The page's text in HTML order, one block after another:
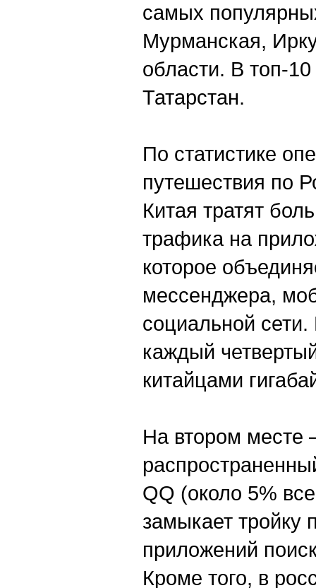
самых
Мурманская,
области. В топ-
Татарстан.
По статистике
путешествия по
Китая тратят
трафика на
которое
мессенджера,
социальной
каждый
китайцами
На втором месте
QQ (около 5%
замыкает тройку
приложений
Кроме того, в